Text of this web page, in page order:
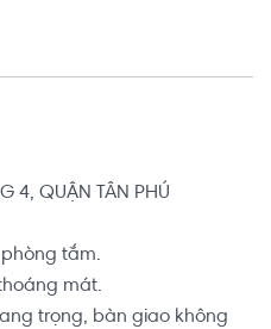
4, QUẬN TÂN PHÚ
tắm.
mát.
trọng, bàn giao không